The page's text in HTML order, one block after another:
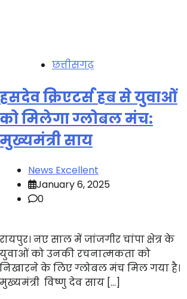
छत्तीसगढ़
हसदेव क्रिएटर्स हब से युवाओं
को मिलेगा ग्लोबल मंच:
मुख्यमंत्री साय
News Excellent
January 6, 2025
0
रायपुर। नए साल में जांजगीर चांपा क्षेत्र के
युवाओं को उनकी रचनात्मकता को
निखारने के लिए ग्लोबल मंच मिल गया है।
मुख्यमंत्री विष्णु देव साय […]